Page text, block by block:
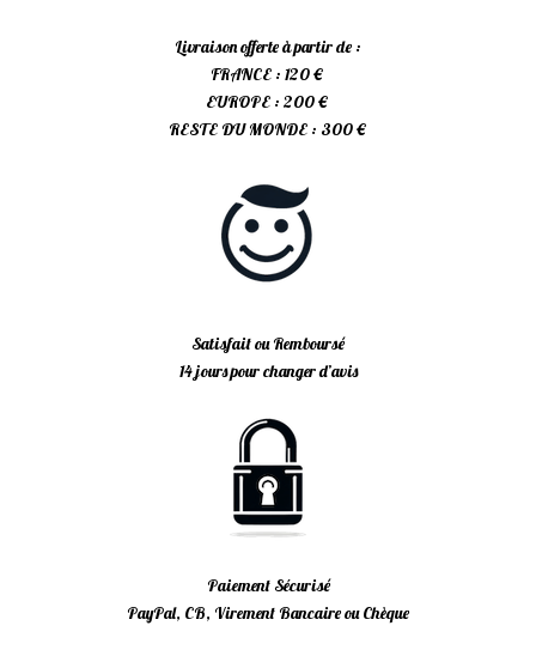
Livraison offerte à partir de :
FRANCE : 120 €
EUROPE : 200 €
RESTE DU MONDE : 300 €
Satisfait ou Remboursé
14 jours pour changer d’avis
Paiement Sécurisé
PayPal, CB, Virement Bancaire ou Chèque